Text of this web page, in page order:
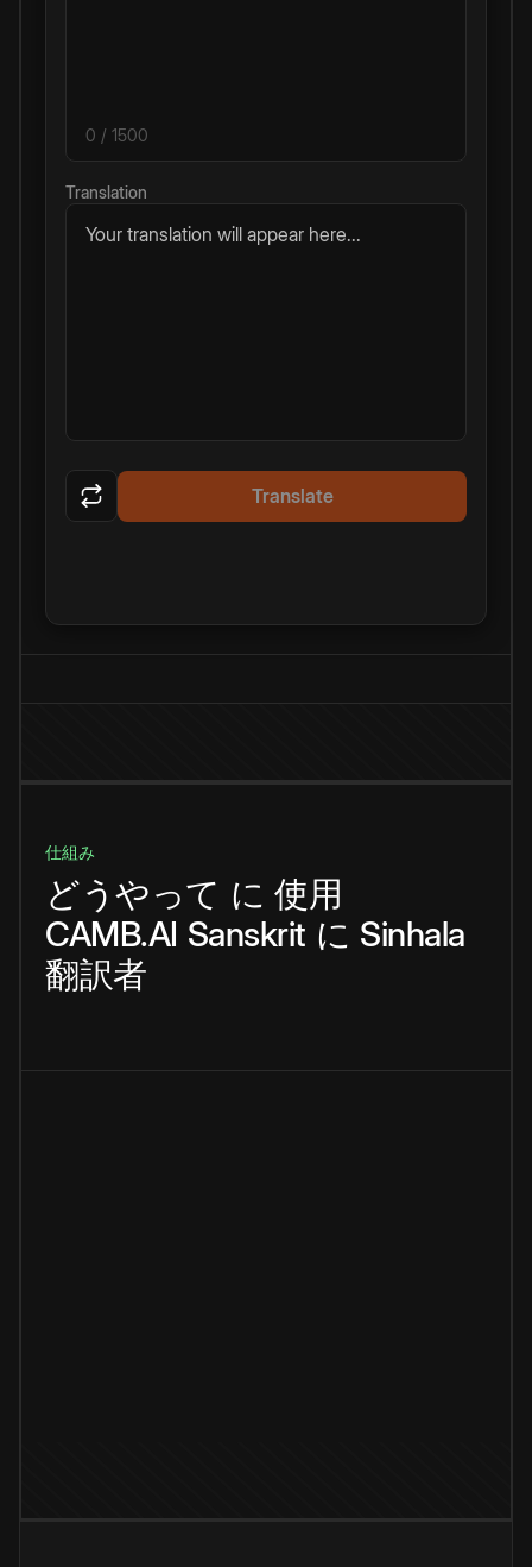
0 / 1500
Translation
Your translation will appear here...
Translate
仕組み
どうやって に 使用
CAMB.AI Sanskrit に Sinhala
翻訳者